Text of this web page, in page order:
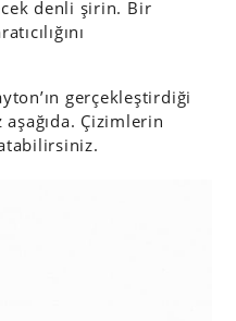
denli şirin. Bir
gerçekleştirdiği
Çizimlerin